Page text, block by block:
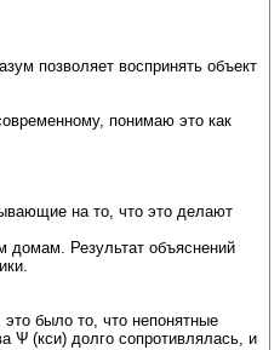
позволяет воспринять объект
понимаю это как
на то, что это делают
домам. Результат объяснений
было то, что непонятные
Ѱ (кси) долго сопротивлялась, и